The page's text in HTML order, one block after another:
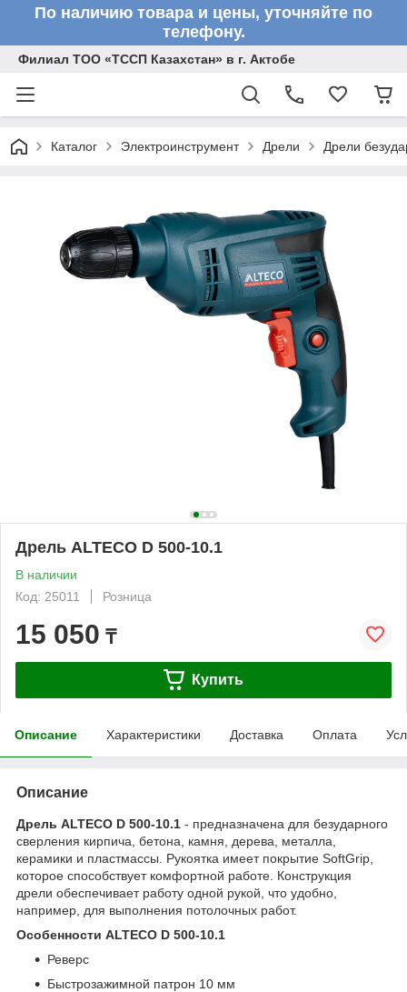
По наличию товара и цены, уточняйте по
телефону.
Филиал ТОО «ТССП Казахстан» в г. Актобе
Каталог Электроинструмент Дрели Дрели
Дрель ALTECO D 500-10.1
В наличии
Код: 25011
Розница
15 050 ₸
Купить
Описание Характеристики Доставка Оплата
Описание
Дрель ALTECO D 500-10.1 - предназначена для безударного
сверления кирпича, бетона, камня, дерева, металла,
керамики и пластмассы. Рукоятка имеет покрытие SoftGrip,
которое способствует комфортной работе. Конструкция
дрели обеспечивает работу одной рукой, что удобно,
например, для выполнения потолочных работ.
Особенности ALTECO D 500-10.1
Реверс
Быстрозажимной патрон 10 мм